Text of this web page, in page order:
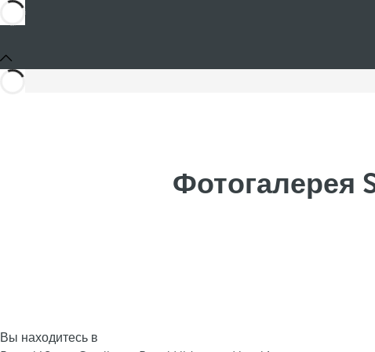
Фотогалерея
Вы находитесь в